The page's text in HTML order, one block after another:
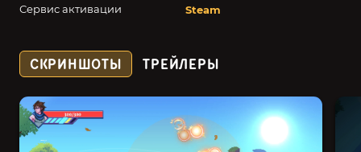
Сервис активации Steam
СКРИНШОТЫ ТРЕЙЛЕРЫ